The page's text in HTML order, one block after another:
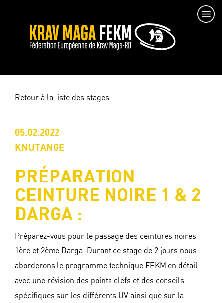
Retour à la liste des stages
05.02.2022
KNUTANGE
PRÉPARATION
CEINTURE NOIRE 1 & 2
DARGA :
Préparez-vous pour le passage des ceintures noires
1ère et 2ème Darga. Durant ce stage de 2 jours nous
aborderons le programme technique FEKM en détail
avec une révision des points clefs et des conseils
spécifiques sur les différents UV ainsi que sur la